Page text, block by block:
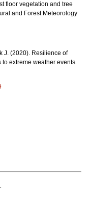
floor vegetation and tree
and Forest Meteorology
J. (2020). Resilience of
extreme weather events.